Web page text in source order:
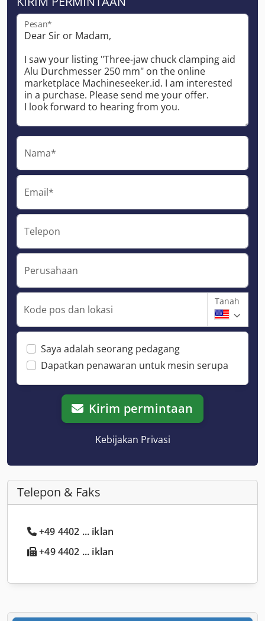
Pesan*
Nama*
Email*
Telepon
Perusahaan
Kode pos dan lokasi
Tanah
Saya adalah seorang pedagang
Dapatkan penawaran untuk mesin serupa
Kirim permintaan
Kebijakan Privasi
Telepon & Faks
+49 4402 ... iklan
+49 4402 ... iklan